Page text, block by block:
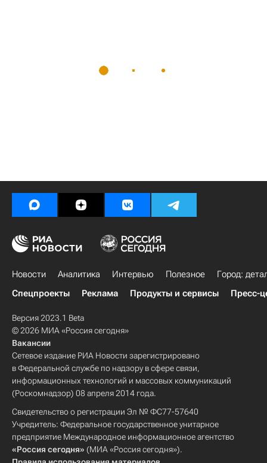
Новости Аналитика Интервью Полезное
Город:
Спецпроекты
Реклама Продукты и сервисы Пресс-
Версия 2023.1 Beta
© 2026 МИА «Россия сегодня»
Вакансии
Сетевое издание РИА Новости зарегистрировано
в Федеральной службе по надзору в сфере связи,
информационных технологий и массовых коммуникаций
(Роскомнадзор) 08 апреля 2014 года.
Свидетельство о регистрации Эл № ФС77-57640
Учредитель: Федеральное государственное унитарное
предприятие Международное информационное агентство
«Россия сегодня» (МИА «Россия сегодня»).